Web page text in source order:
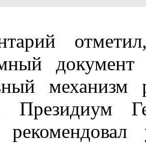
документ
механизм
Президиум